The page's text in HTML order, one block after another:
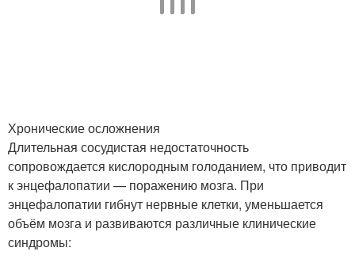
Хронические осложнения
Длительная сосудистая недостаточность
сопровождается кислородным голоданием, что приводит
к энцефалопатии — поражению мозга. При
энцефалопатии гибнут нервные клетки, уменьшается
объём мозга и развиваются различные клинические
синдромы: